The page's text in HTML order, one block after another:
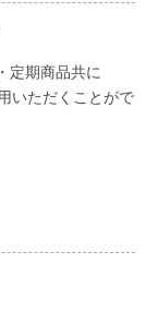
定期商品共に
いただくことがで